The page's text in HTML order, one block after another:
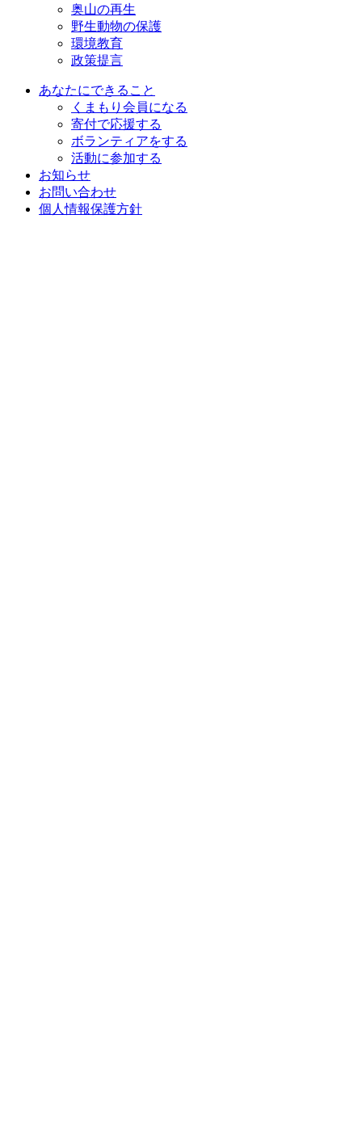
奥山の再生
野生動物の保護
環境教育
政策提言
あなたにできること
くまもり会員になる
寄付で応援する
ボランティアをする
活動に参加する
お知らせ
お問い合わせ
個人情報保護方針